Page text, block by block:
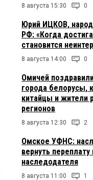
8 августа 15:30 0
Юрий ИЦКОВ,
РФ: «Когда
становится
8 августа 14:00 0
Омичей
города белорусы,
китайцы и жители
регионов
8 августа 12:30 2
Омское УФНС:
вернуть
наследодателя
8 августа 11:00 1